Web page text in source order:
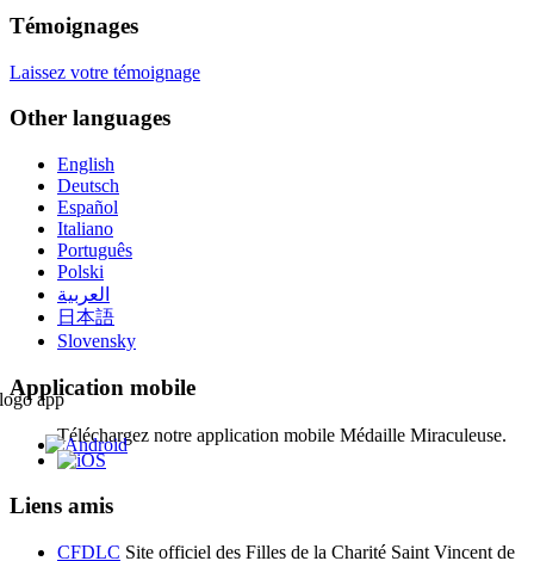
Témoignages
Laissez votre témoignage
Other languages
English
Deutsch
Español
Italiano
Português
Polski
العربية
日本語
Slovensky
Application mobile
Téléchargez notre application mobile Médaille Miraculeuse.
Liens amis
CFDLC Site officiel des Filles de la Charité Saint Vincent de